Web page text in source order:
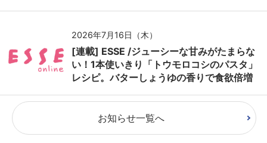
2026年7月16日（木）
[連載] ESSE /ジューシーな甘みがたまらな
い！1本使いきり「トウモロコシのパスタ」
レシピ。バターしょうゆの香りで食欲倍増
お知らせ一覧へ